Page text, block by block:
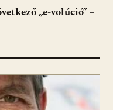
„e-volúció” –